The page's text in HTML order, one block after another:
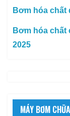
Bơm hóa chất
Bơm hóa
2025
MÁY BƠM